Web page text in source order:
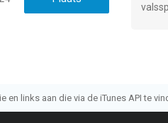
links aan die via de iTunes API te